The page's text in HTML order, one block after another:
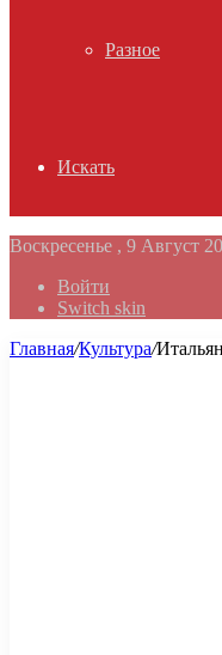
Разное
Искать
Воскресенье , 9 Август
Войти
Switch skin
Главная/Культура/